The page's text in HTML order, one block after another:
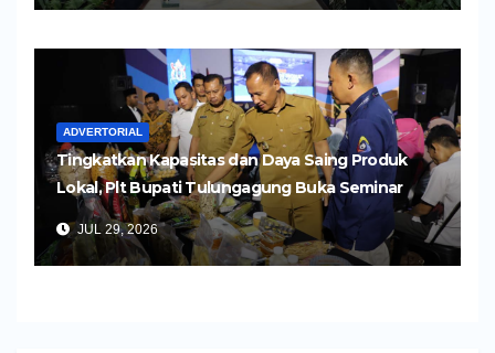
ADVERTORIAL
Tingkatkan Kapasitas dan Daya Saing Produk
Lokal, Plt Bupati Tulungagung Buka Seminar
Impor dan Ekspor Produk UMKM
JUL 29, 2026